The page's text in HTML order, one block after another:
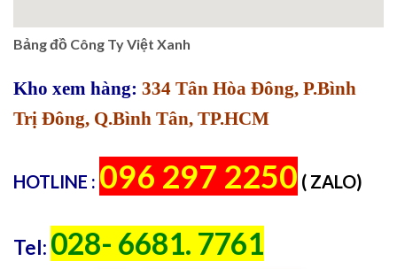
Bảng đồ Công Ty Việt Xanh
Kho xem hàng: 334 Tân Hòa Đông, P.Bình
Trị Đông, Q.Bình Tân, TP.HCM
HOTLINE : 096 297 2250 ( ZALO)
Tel: 028- 6681. 7761